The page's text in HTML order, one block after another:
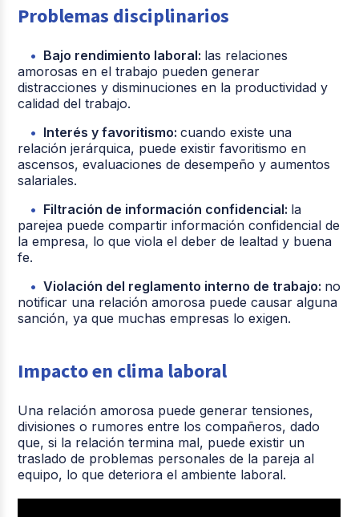
Problemas disciplinarios
Bajo rendimiento laboral: las relaciones
amorosas en el trabajo pueden generar
distracciones y disminuciones en la productividad y
calidad del trabajo.
Interés y favoritismo:cuando existe una
relación jerárquica, puede existir favoritismo en
ascensos, evaluaciones de desempeño y aumentos
salariales.
Filtración de información confidencial: la
parejea puede compartir información confidencial de
la empresa, lo que viola el deber de lealtad y buena
fe.
Violación del reglamento interno de trabajo: no
notificar una relación amorosa puede causar alguna
sanción, ya que muchas empresas lo exigen.
Impacto en clima laboral
Una relación amorosa puede generar tensiones,
divisiones o rumores entre los compañeros, dado
que, si la relación termina mal, puede existir un
traslado de problemas personales de la pareja al
equipo, lo que deteriora el ambiente laboral.